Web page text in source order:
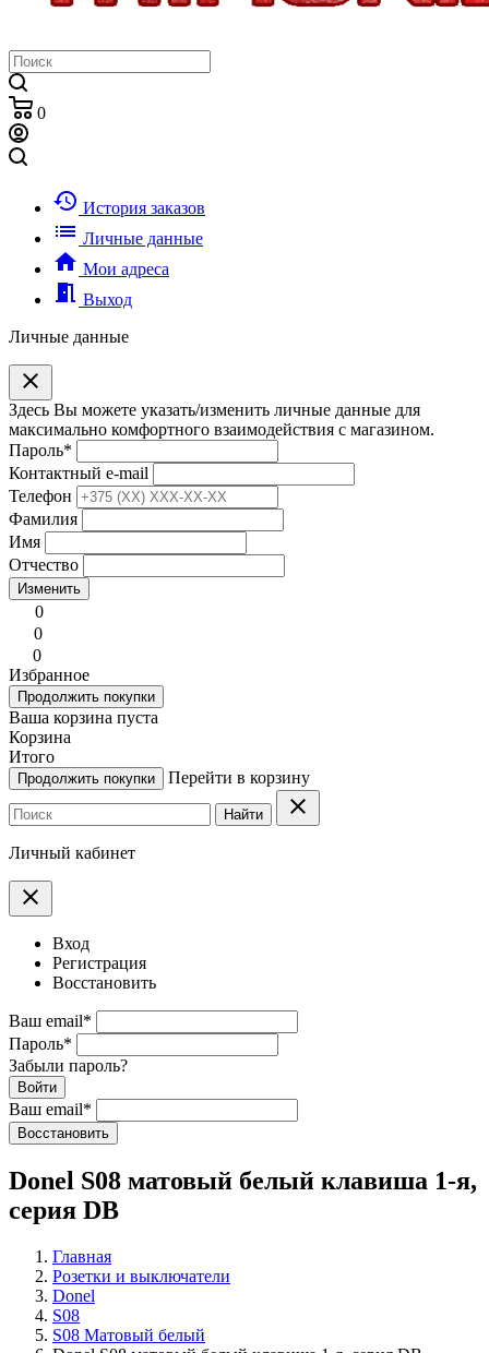
0
history История заказов
list Личные данные
home Мои адреса
meeting_room Выход
Личные данные
clear
Здесь Вы можете указать/изменить личные данные для
максимально комфортного взаимодействия с магазином.
Пароль*
Контактный e-mail
Телефон
Фамилия
Имя
Отчество
Изменить
0
0
0
Избранное
Продолжить покупки
Ваша корзина пуста
Корзина
Итого
Продолжить покупки Перейти в корзину
Найти clear
Личный кабинет
clear
Вход
Регистрация
Восстановить
Ваш email*
Пароль*
Забыли пароль?
Войти
Ваш email*
Воcстановить
Donel S08 матовый белый клавиша 1-я,
серия DB
Главная
Розетки и выключатели
Donel
S08
S08 Матовый белый